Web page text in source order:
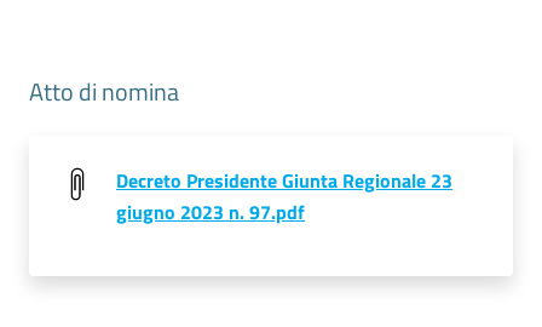
Atto di nomina
Decreto Presidente Giunta Regionale 23
giugno 2023 n. 97.pdf